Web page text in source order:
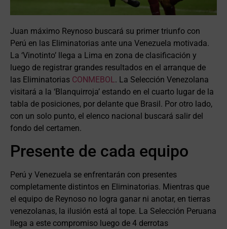
Juan máximo Reynoso buscará su primer triunfo con
Perú en las Eliminatorias ante una Venezuela motivada.
La ‘Vinotinto’ llega a Lima en zona de clasificación y
luego de registrar grandes resultados en el arranque de
las Eliminatorias CONMEBOL. La Selección Venezolana
visitará a la ‘Blanquirroja’ estando en el cuarto lugar de la
tabla de posiciones, por delante que Brasil. Por otro lado,
con un solo punto, el elenco nacional buscará salir del
fondo del certamen.
Presente de cada equipo
Perú y Venezuela se enfrentarán con presentes
completamente distintos en Eliminatorias. Mientras que
el equipo de Reynoso no logra ganar ni anotar, en tierras
venezolanas, la ilusión está al tope. La Selección Peruana
llega a este compromiso luego de 4 derrotas